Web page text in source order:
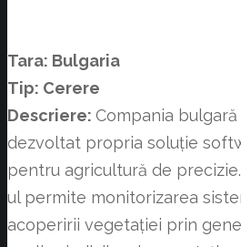
Tara: Bulgaria
Tip: Cerere
Descriere: Compania bulgară
dezvoltat propria soluție
pentru agricultură de
ul permite monitorizarea
acoperirii vegetației prin